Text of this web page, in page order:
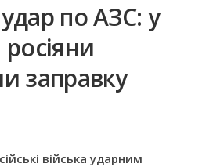
по АЗС: у
заправку
війська ударним